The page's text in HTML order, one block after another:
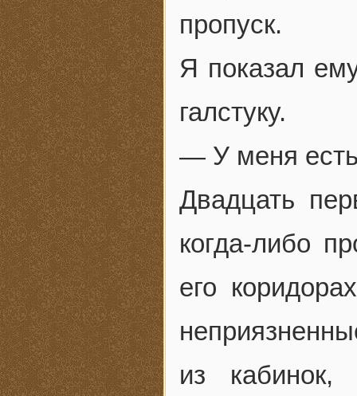
пропуск.
Я показал
галстуку.
— У меня
Двадцать
когда-либо
его
из кабинок,